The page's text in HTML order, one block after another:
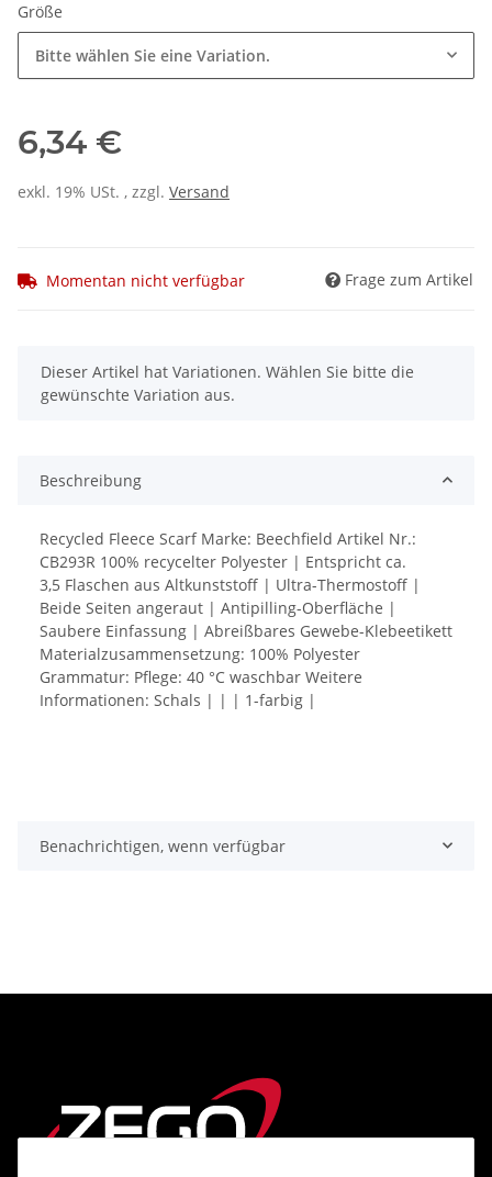
Größe
Bitte wählen Sie eine Variation.
6,34 €
exkl. 19% USt. , zzgl. Versand
Momentan nicht verfügbar Frage zum Artikel
x
Dieser Artikel hat Variationen. Wählen Sie bitte die
gewünschte Variation aus.
Beschreibung
Recycled Fleece Scarf Marke: Beechfield Artikel Nr.:
CB293R 100% recycelter Polyester | Entspricht ca.
3,5 Flaschen aus Altkunststoff | Ultra-Thermostoff |
Beide Seiten angeraut | Antipilling-Oberfläche |
Saubere Einfassung | Abreißbares Gewebe-Klebeetikett
Materialzusammensetzung: 100% Polyester
Grammatur: Pflege: 40 °C waschbar Weitere
Informationen: Schals | | | 1-farbig |
Benachrichtigen, wenn verfügbar